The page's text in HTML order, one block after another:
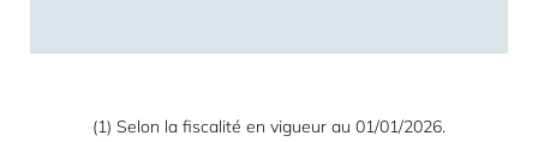
(1) Selon la fiscalité en vigueur au 01/01/2026.